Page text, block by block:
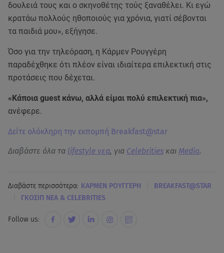
δουλειά τους και ο σκηνοθέτης τούς ξαναθέλει. Κι εγώ
κρατάω πολλούς ηθοποιούς για χρόνια, γιατί σέβονται
τα παιδιά μου», εξήγησε.
Όσο για την τηλεόραση, η Κάρμεν Ρουγγέρη
παραδέχθηκε ότι πλέον είναι ιδιαίτερα επιλεκτική στις
προτάσεις που δέχεται.
«Κάποια guest κάνω, αλλά είμαι πολύ επιλεκτική πια»,
ανέφερε.
Δείτε ολόκληρη την εκπομπή Breakfast@star
Διαβάστε όλα τα lifestyle νεα, για Celebrities και Media.
Διαβάστε περισσότερα: ΚΑΡΜΕΝ ΡΟΥΓΓΕΡΗ BREAKFAST@STAR
ΓΚΟΣΙΠ ΝΕΑ & CELEBRITIES
Follow us: